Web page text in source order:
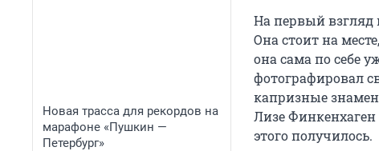
Новая трасса для рекордов на
марафоне «Пушкин —
Петербург»
На первый взгляд
Она стоит на
она сама по себе
фотографировал
капризные
Лизе
этого получилось.